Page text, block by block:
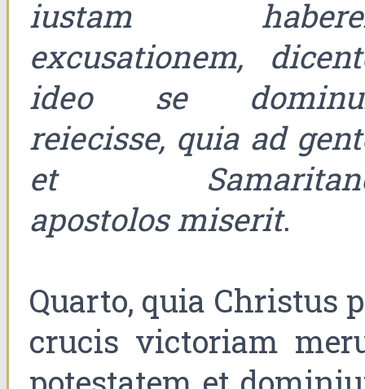
iustam
excusationem,
ideo se
reiecisse, quia ad
et
apostolos miserit.
Quarto, quia Christus
crucis victoriam